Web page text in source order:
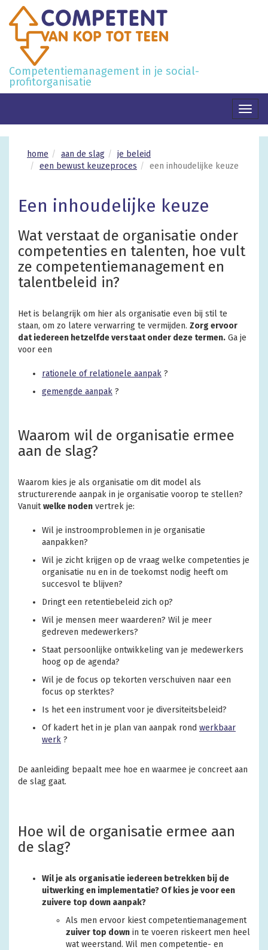
Competentiemanagement in je social-
profitorganisatie
home aan de slag
je beleid
een bewust keuzeproces
een inhoudelijke keuze
Een inhoudelijke keuze
Wat verstaat de organisatie onder
competenties en talenten, hoe vult
ze competentiemanagement en
talentbeleid in?
Het is belangrijk om hier als organisatie even bij stil te
staan, om zo latere verwarring te vermijden. Zorg ervoor
dat iedereen hetzelfde verstaat onder deze termen. Ga je
voor een
rationele of relationele aanpak ?
gemengde aanpak ?
Waarom wil de organisatie ermee
aan de slag?
Waarom kies je als organisatie om dit model als
structurerende aanpak in je organisatie voorop te stellen?
Vanuitwelke noden vertrek je:
Wil je instroomproblemen in je organisatie
aanpakken?
Wil je zicht krijgen op de vraag welke competenties je
organisatie nu en in de toekomst nodig heeft om
succesvol te blijven?
Dringt een retentiebeleid zich op?
Wil je mensen meer waarderen? Wil je meer
gedreven medewerkers?
Staat persoonlijke ontwikkeling van je medewerkers
hoog op de agenda?
Wil je de focus op tekorten verschuiven naar een
focus op sterktes?
Is het een instrument voor je diversiteitsbeleid?
Of kadert het in je plan van aanpak rond werkbaar
werk ?
De aanleiding bepaalt mee hoe en waarmee je concreet aan
de slag gaat.
Hoe wil de organisatie ermee aan
de slag?
Wil je als organisatie iedereen betrekken bij de
uitwerking en implementatie? Of kies je voor een
zuivere top down aanpak?
Als men ervoor kiest competentiemanagement
zuiver top down in te voeren riskeert men heel
wat weerstand. Wil men competentie- en